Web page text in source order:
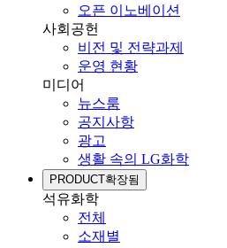
오픈 이노베이션
사회공헌
비전 및 전략과제
운영 현황
미디어
뉴스룸
공지사항
광고
생활 속의 LG화학
PRODUCT확장됨
석유화학
전체
소재별